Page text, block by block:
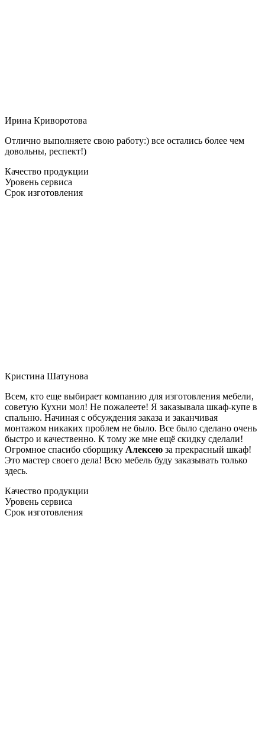
Ирина Криворотова
Отлично выполняете свою работу:) все остались более чем
довольны, респект!)
Качество продукции
Уровень сервиса
Срок изготовления
Кристина Шатунова
Всем, кто еще выбирает компанию для изготовления мебели,
советую Кухни мол! Не пожалеете! Я заказывала шкаф-купе в
спальню. Начиная с обсуждения заказа и заканчивая
монтажом никаких проблем не было. Все было сделано очень
быстро и качественно. К тому же мне ещё скидку сделали!
Огромное спасибо сборщику Алексею за прекрасный шкаф!
Это мастер своего дела! Всю мебель буду заказывать только
здесь.
Качество продукции
Уровень сервиса
Срок изготовления